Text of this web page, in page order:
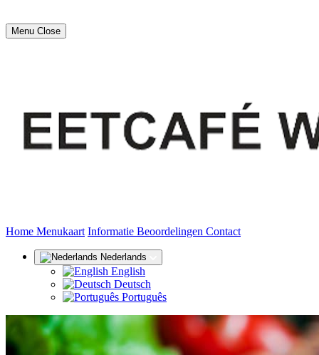
Menu Close
Home (huidige)
Menukaart Informatie Beoordelingen Contact
Nederlands
English
Deutsch
Português